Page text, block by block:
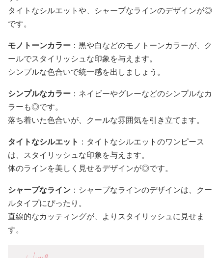
タイトなシルエットや、シャープなラインのデザインが◎
です。
モノトーンカラー ：黒や白などのモノトーンカラーが、ク
ールでスタイリッシュな印象を与えます。
シンプルな色合いで統一感を出しましょう。
シンプルなカラー ：ネイビーやグレーなどのシンプルなカ
ラーも◎です。
落ち着いた色合いが、クールな雰囲気を引き立てます。
タイトなシルエット ：タイトなシルエットのワンピース
は、スタイリッシュな印象を与えます。
体のラインを美しく見せるデザインが◎です。
シャープなライン ：シャープなラインのデザインは、クー
ルタイプにぴったり。
直線的なカッティングが、よりスタイリッシュに見せま
す。